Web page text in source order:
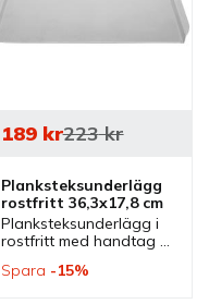
Planksteksunderlägg
rostfritt 36,3x17,8 cm
Planksteksunderlägg i
rostfritt med handtag
planksteksbrädor med
189kr223kr
Spara 15%